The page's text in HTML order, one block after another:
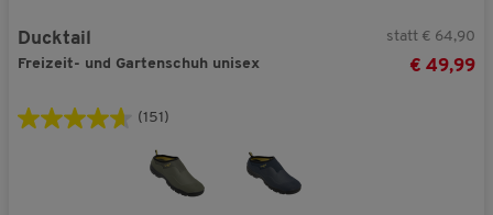
Ducktail
Freizeit- und Gartenschuh unisex
statt € 64,90
€ 49,99
(151)